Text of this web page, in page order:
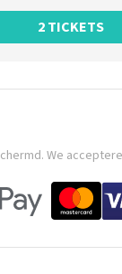
2 TICKETS
We